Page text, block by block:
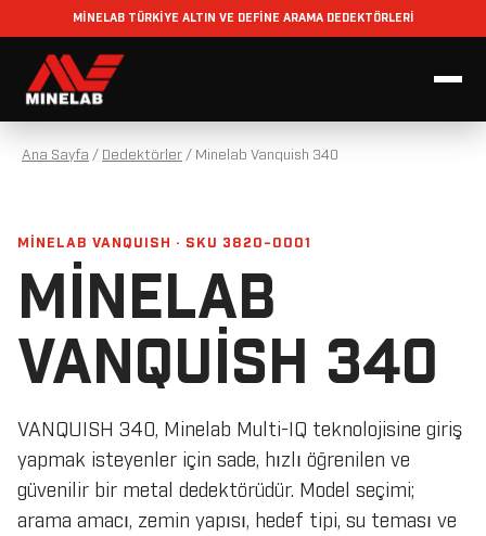
MİNELAB TÜRKİYE ALTIN VE DEFİNE ARAMA DEDEKTÖRLERİ
Ana Sayfa / Dedektörler / Minelab Vanquish 340
MINELAB VANQUISH · SKU 3820-0001
MINELAB
VANQUISH 340
VANQUISH 340, Minelab Multi-IQ teknolojisine giriş
yapmak isteyenler için sade, hızlı öğrenilen ve
güvenilir bir metal dedektörüdür. Model seçimi;
arama amacı, zemin yapısı, hedef tipi, su teması ve